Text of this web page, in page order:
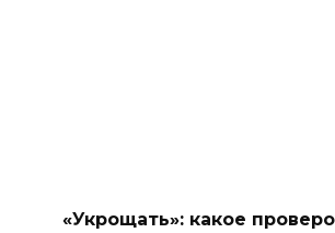
«Укрощать»: какое